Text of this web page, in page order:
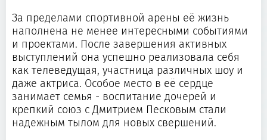
За пределами спортивной арены её жизнь
наполнена не менее интересными событиями
и проектами. После завершения активных
выступлений она успешно реализовала себя
как телеведущая, участница различных шоу и
даже актриса. Особое место в её сердце
занимает семья - воспитание дочерей и
крепкий союз с Дмитрием Песковым стали
надежным тылом для новых свершений.